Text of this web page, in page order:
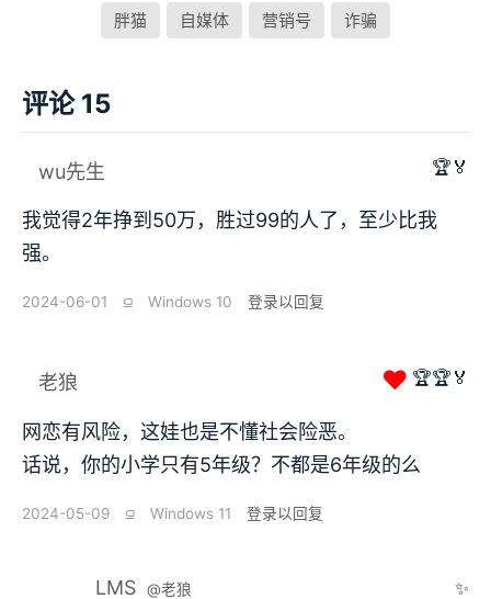
胖猫 自媒体 营销号 诈骗
评论 15
wu先生 🏆🏅
我觉得2年挣到50万，胜过99的人了，至少比我
强。
2024-06-01 ⫑ Windows 10 登录以回复
老狼 ❤ 🏆🏆🏅
网恋有风险，这娃也是不懂社会险恶。
话说，你的小学只有5年级？不都是6年级的么
2024-05-09 ⫑ Windows 11 登录以回复
LMS @老狼 ✨